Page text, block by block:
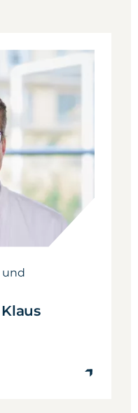
und
Klaus
Schulter- und
Dr. med.
Burkhart
Schulter- und
und
Unfallchirurgie
spezielle
Unfallchirurgie